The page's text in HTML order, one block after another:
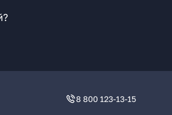
8 800 123-13-15